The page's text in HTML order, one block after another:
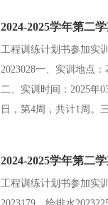
2024-2025学年第二
工程训练计划书参加实
2023028一、实训地点
二、实训时间：2025年
日，第4周，共计1周。
2024-2025学年第二
工程训练计划书参加实